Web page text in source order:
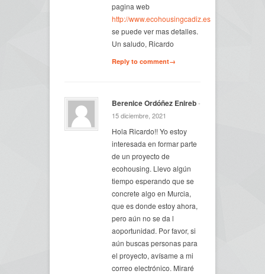
pagina web
http://www.ecohousingcadiz.es
se puede ver mas detalles.
Un saludo, Ricardo
Reply to comment→
Berenice Ordóñez Enireb-
15 diciembre, 2021
Hola Ricardo!! Yo estoy
interesada en formar parte
de un proyecto de
ecohousing. Llevo algún
tiempo esperando que se
concrete algo en Murcia,
que es donde estoy ahora,
pero aún no se da l
aoportunidad. Por favor, si
aún buscas personas para
el proyecto, avísame a mi
correo electrónico. Miraré